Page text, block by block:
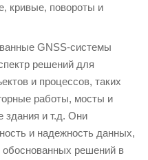
кривые, повороты и
GNSS-системы
решений для
и процессов, таких
работы, мосты и
здания и т.д. Они
и надежность данных,
решений в